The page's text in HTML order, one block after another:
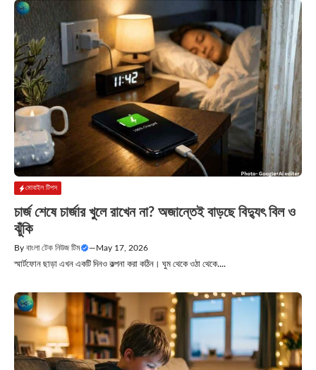
মোবাইল টিপস
চার্জ শেষে চার্জার খুলে রাখেন না? অজান্তেই বাড়ছে বিদ্যুৎ বিল ও
ঝুঁকি
By বাংলা টেক নিউজ টিম —May 17, 2026
স্মার্টফোন ছাড়া এখন একটি দিনও কল্পনা করা কঠিন। ঘুম থেকে ওঠা থেকে....